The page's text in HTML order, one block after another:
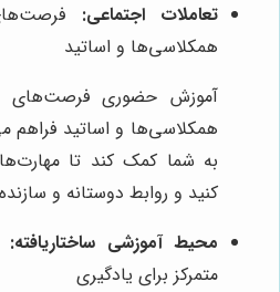
تعاملات اجتماعی:
همکلاسی‌ها و اساتید
آموزش حضوری فرصت‌های
همکلاسی‌ها و اساتید فراهم
به شما کمک کند تا
کنید و روابط دوستانه و
محیط آموزشی ساختاریافته:
متمرکز برای یادگیری